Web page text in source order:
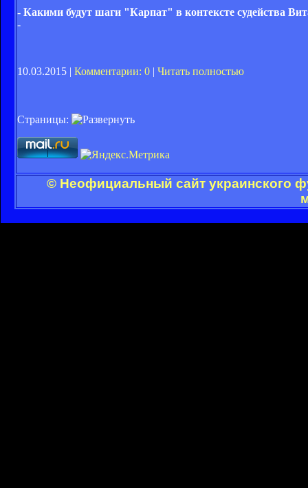
- Какими будут шаги "Карпат" в контексте судейства
-
10.03.2015 | Комментарии: 0 | Читать полностью
Страницы:
© Неофициальный сайт украинского